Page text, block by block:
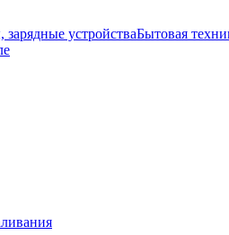
устройстваБытовая